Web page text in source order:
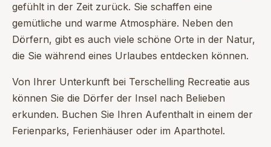
gefühlt in der Zeit zurück. Sie schaffen eine
gemütliche und warme Atmosphäre. Neben den
Dörfern, gibt es auch viele schöne Orte in der Natur,
die Sie während eines Urlaubes entdecken können.
Von Ihrer Unterkunft bei Terschelling Recreatie aus
können Sie die Dörfer der Insel nach Belieben
erkunden. Buchen Sie Ihren Aufenthalt in einem der
Ferienparks, Ferienhäuser oder im Aparthotel.